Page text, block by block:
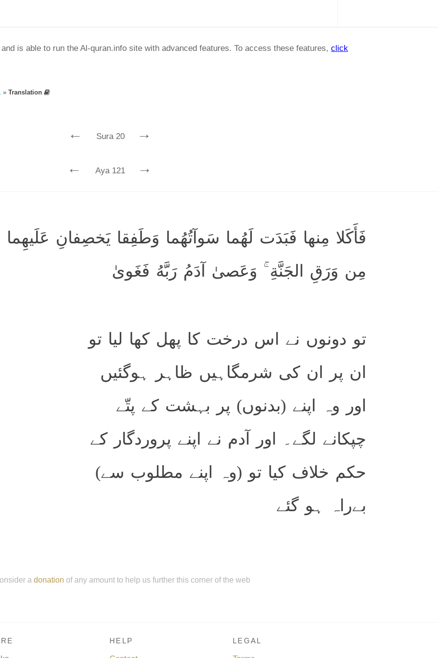
is able to run the Al-quran.info site with advanced features. To access these features, click
» Translation
← Sura 20 →
← Aya 121 →
فَأَكَلا مِنها فَبَدَت لَهُما سَوآتُهُما وَطَفِقا يَخصِفانِ عَلَيهِما
مِن وَرَقِ الجَنَّةِ ۚ وَعَصىٰ آدَمُ رَبَّهُ فَغَوىٰ
تو دونوں نے اس درخت کا پھل کھا لیا تو
ان پر ان کی شرمگاہیں ظاہر ہوگئیں
اور وہ اپنے (بدنوں) پر بہشت کے پتّے
چپکانے لگے۔ اور آدم نے اپنے پروردگار کے
حکم خلاف کیا تو (وہ اپنے مطلوب سے)
بےراہ ہو گئے
a donation of any amount to help us further this corner of the web
HELP LEGAL